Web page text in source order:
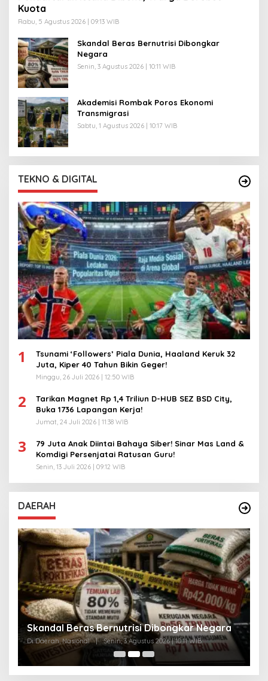
Kuota
Rabu, 5 Agustus 2026 | 09:13 WIB
Skandal Beras Bernutrisi Dibongkar
Negara
Senin, 3 Agustus 2026 | 10:11 WIB
Akademisi Rombak Poros Ekonomi
Transmigrasi
Sabtu, 1 Agustus 2026 | 10:17 WIB
TEKNO & DIGITAL
1
Tsunami ‘Followers’ Piala Dunia, Haaland Keruk 32
Juta, Kiper 40 Tahun Bikin Geger!
Minggu, 26 Juli 2026 | 12:50 WIB
2
Tarikan Magnet Rp 1,4 Triliun D-HUB SEZ BSD City,
Buka 1736 Lapangan Kerja!
Jumat, 24 Juli 2026 | 11:38 WIB
3
79 Juta Anak Diintai Bahaya Siber! Sinar Mas Land &
Komdigi Persenjatai Ratusan Guru!
Senin, 13 Juli 2026 | 09:12 WIB
DAERAH
Skandal Beras Bernutrisi Dibongkar Negara
Di Daerah, Nasional | Senin, 3 Agustus 2026 | 10:11 WIB